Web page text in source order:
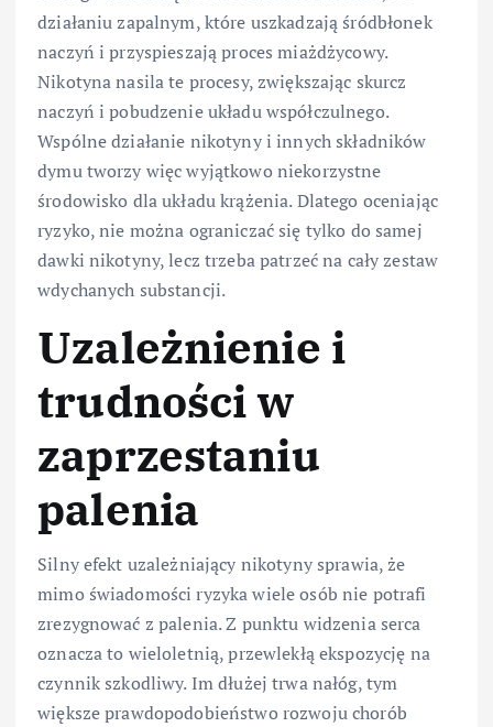
działaniu zapalnym, które uszkadzają śródbłonek
naczyń i przyspieszają proces miażdżycowy.
Nikotyna nasila te procesy, zwiększając skurcz
naczyń i pobudzenie układu współczulnego.
Wspólne działanie nikotyny i innych składników
dymu tworzy więc wyjątkowo niekorzystne
środowisko dla układu krążenia. Dlatego oceniając
ryzyko, nie można ograniczać się tylko do samej
dawki nikotyny, lecz trzeba patrzeć na cały zestaw
wdychanych substancji.
Uzależnienie i
trudności w
zaprzestaniu
palenia
Silny efekt uzależniający nikotyny sprawia, że
mimo świadomości ryzyka wiele osób nie potrafi
zrezygnować z palenia. Z punktu widzenia serca
oznacza to wieloletnią, przewlekłą ekspozycję na
czynnik szkodliwy. Im dłużej trwa nałóg, tym
większe prawdopodobieństwo rozwoju chorób